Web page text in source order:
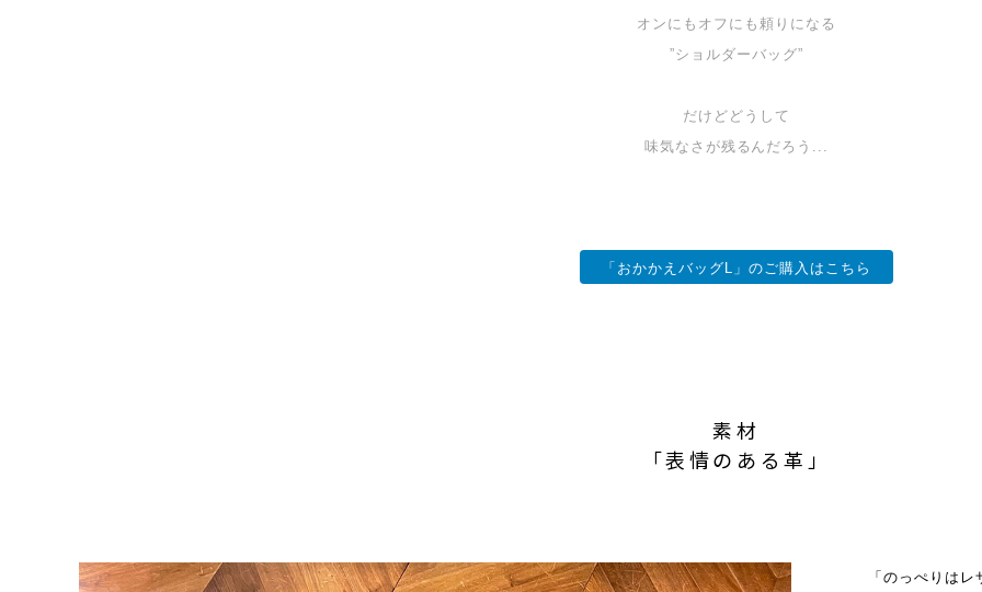
オンにもオフにも頼りになる
”ショルダーバッグ”
だけどどうして
味気なさが残るんだろう...
「おかかえバッグL」のご購入はこちら
素材
「表情のある革」
「のっぺりはレ